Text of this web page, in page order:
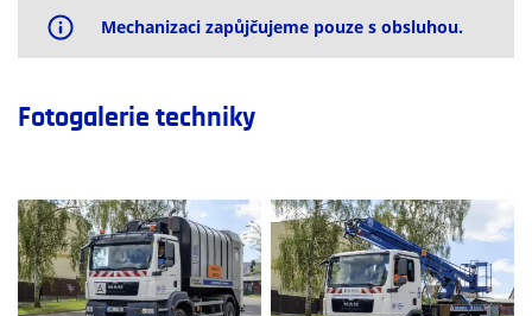
Mechanizaci zapůjčujeme pouze s obsluhou.
Fotogalerie techniky